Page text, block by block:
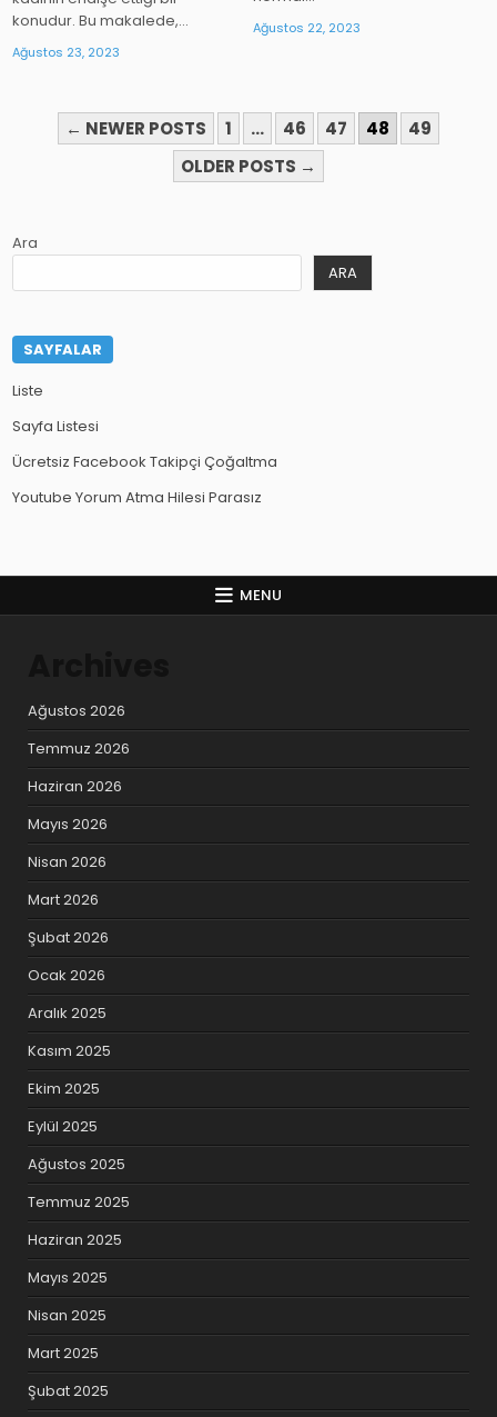
konudur. Bu makalede,…
Ağustos 23, 2023
Ağustos 22, 2023
YAZI
SAYFALAMASI
← NEWER POSTS 1 … 46 47 48
49
OLDER POSTS →
Ara
ARA
SAYFALAR
Liste
Sayfa Listesi
Ücretsiz Facebook Takipçi Çoğaltma
Youtube Yorum Atma Hilesi Parasız
MENU
Ağustos 2026
Temmuz 2026
Haziran 2026
Mayıs 2026
Nisan 2026
Mart 2026
Şubat 2026
Ocak 2026
Aralık 2025
Kasım 2025
Ekim 2025
Eylül 2025
Ağustos 2025
Temmuz 2025
Haziran 2025
Mayıs 2025
Nisan 2025
Mart 2025
Şubat 2025